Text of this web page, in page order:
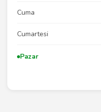
Cuma
Cumartesi
Pazar